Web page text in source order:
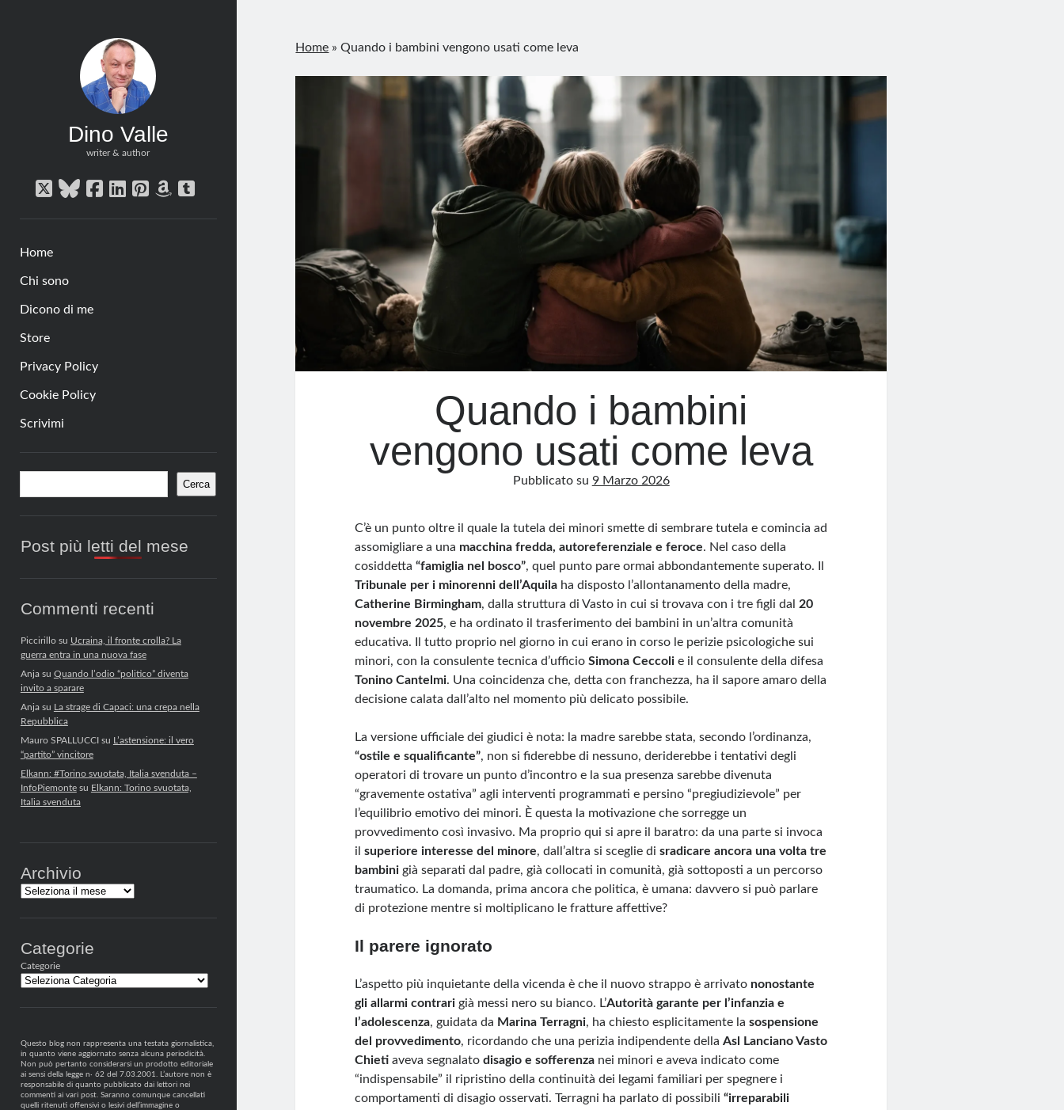
Dino Valle
writer & author
twitterbluesky
facebook
linkedin
pinterest
amazon
tumblr
Home
Chi sono
Dicono di me
Store
Privacy Policy
Cookie Policy
Scrivimi
Barra
laterale
Cerca
Post più letti del mese
Commenti recenti
Piccirillosu Ucraina, il fronte crolla? La
guerra entra in una nuova fase
Anjasu Quando l’odio “politico” diventa
invito a sparare
Anjasu La strage di Capaci: una crepa nella
Repubblica
Mauro SPALLUCCIsu L’astensione: il vero
“partito” vincitore
Elkann: #Torino svuotata, Italia svenduta –
InfoPiemontesu Elkann: Torino svuotata,
Italia svenduta
Archivio
Archivi
Categorie
Categorie
Questo blog non rappresenta una testata giornalistica,
in quanto viene aggiornato senza alcuna periodicità.
Non può pertanto considerarsi un prodotto editoriale
ai sensi della legge n· 62 del 7.03.2001. L’autore non è
responsabile di quanto pubblicato dai lettori nei
commenti ai vari post. Saranno comunque cancellati
quelli ritenuti offensivi o lesivi dell’immagine o
Home »Quando i bambini vengono usati come leva
Quando i bambini
vengono usati come leva
Pubblicato su 9 Marzo 2026
C’è un punto oltre il quale la tutela dei minori smette di sembrare tutela e comincia ad
assomigliare a una macchina fredda, autoreferenziale e feroce. Nel caso della
cosiddetta“famiglia nel bosco”, quel punto pare ormai abbondantemente superato. Il
Tribunale per i minorenni dell’Aquila ha disposto l’allontanamento della madre,
Catherine Birmingham, dalla struttura di Vasto in cui si trovava con i tre figli dal20
novembre 2025, e ha ordinato il trasferimento dei bambini in un’altra comunità
educativa. Il tutto proprio nel giorno in cui erano in corso le perizie psicologiche sui
minori, con la consulente tecnica d’ufficioSimona Ceccoli e il consulente della difesa
Tonino Cantelmi. Una coincidenza che, detta con franchezza, ha il sapore amaro della
decisione calata dall’alto nel momento più delicato possibile.
La versione ufficiale dei giudici è nota: la madre sarebbe stata, secondo l’ordinanza,
“ostile e squalificante”, non si fiderebbe di nessuno, deriderebbe i tentativi degli
operatori di trovare un punto d’incontro e la sua presenza sarebbe divenuta
“gravemente ostativa” agli interventi programmati e persino “pregiudizievole” per
l’equilibrio emotivo dei minori. È questa la motivazione che sorregge un
provvedimento così invasivo. Ma proprio qui si apre il baratro: da una parte si invoca
ilsuperiore interesse del minore, dall’altra si sceglie disradicare ancora una volta tre
bambini già separati dal padre, già collocati in comunità, già sottoposti a un percorso
traumatico. La domanda, prima ancora che politica, è umana: davvero si può parlare
di protezione mentre si moltiplicano le fratture affettive?
Il parere ignorato
L’aspetto più inquietante della vicenda è che il nuovo strappo è arrivato nonostante
gli allarmi contrari già messi nero su bianco. L’Autorità garante per l’infanzia e
l’adolescenza, guidata da Marina Terragni, ha chiesto esplicitamente lasospensione
del provvedimento, ricordando che una perizia indipendente dellaAsl Lanciano Vasto
Chieti aveva segnalatodisagio e sofferenza nei minori e aveva indicato come
“indispensabile” il ripristino della continuità dei legami familiari per spegnere i
comportamenti di disagio osservati. Terragni ha parlato di possibili“irreparabili